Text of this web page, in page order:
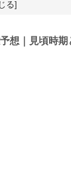
想｜見頃時